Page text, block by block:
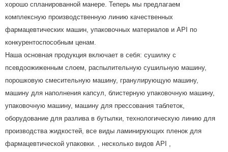
хорошо спланированной манере. Теперь мы предлагаем
комплексную производственную линию качественных
фармацевтических машин, упаковочных материалов и API по
конкурентоспособным ценам.
Наша основная продукция включает в себя: сушилку с
псевдоожиженным слоем, распылительную сушильную машину,
порошковую смесительную машину, гранулирующую машину,
машину для наполнения капсул, блистерную упаковочную машину,
упаковочную машину, машину для прессования таблеток,
оборудование для разлива в бутылки, технологическую линию для
производства жидкостей, все виды ламинирующих пленок для
фармацевтической упаковки. , несколько видов API
,